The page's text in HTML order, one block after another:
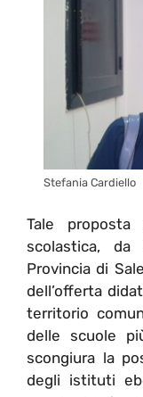
Stefania Cardiello
Tale proposta
scolastica, da
Provincia di
dell’offerta
territorio
delle scuole
scongiura la
degli istituti